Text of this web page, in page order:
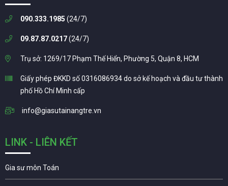
090.333.1985 (24/7)
09.87.87.0217(24/7)
Trụ sở: 1269/17 Phạm Thế Hiển, Phường 5, Quận 8, HCM
Giấy phép ĐKKD số 0316086934 do sở kế hoạch và đầu tư thành
phố Hồ Chí Minh cấp
info@giasutainangtre.vn
LINK - LIÊN KẾT
Gia sư môn Toán